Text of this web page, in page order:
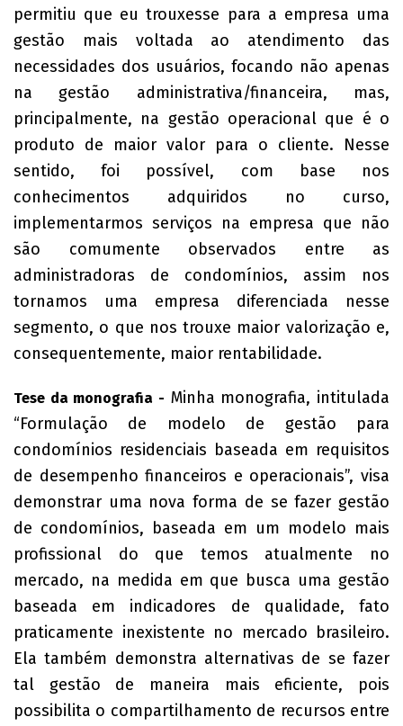
permitiu que eu trouxesse para a empresa uma
gestão mais voltada ao atendimento das
necessidades dos usuários, focando não apenas
na gestão administrativa/financeira, mas,
principalmente, na gestão operacional que é o
produto de maior valor para o cliente. Nesse
sentido, foi possível, com base nos
conhecimentos adquiridos no curso,
implementarmos serviços na empresa que não
são comumente observados entre as
administradoras de condomínios, assim nos
tornamos uma empresa diferenciada nesse
segmento, o que nos trouxe maior valorização e,
consequentemente, maior rentabilidade.
Tese da monografia - Minha monografia, intitulada
“Formulação de modelo de gestão para
condomínios residenciais baseada em requisitos
de desempenho financeiros e operacionais”, visa
demonstrar uma nova forma de se fazer gestão
de condomínios, baseada em um modelo mais
profissional do que temos atualmente no
mercado, na medida em que busca uma gestão
baseada em indicadores de qualidade, fato
praticamente inexistente no mercado brasileiro.
Ela também demonstra alternativas de se fazer
tal gestão de maneira mais eficiente, pois
possibilita o compartilhamento de recursos entre